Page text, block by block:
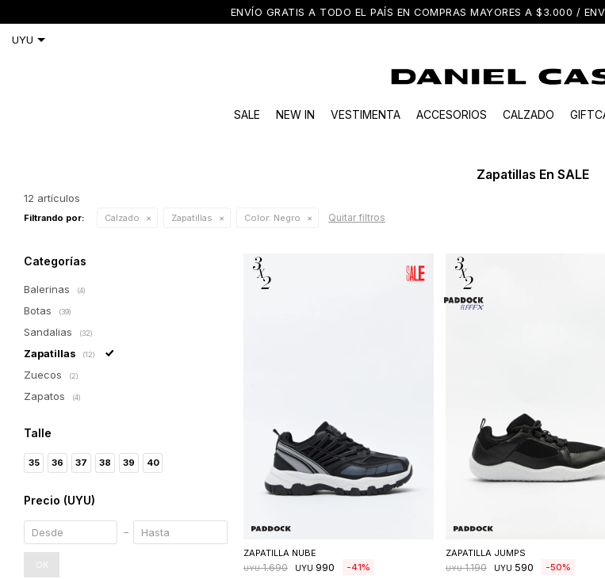
ENVÍO GRATIS A TODO EL PAÍS EN COMPRAS MAYORES A $3.000 /
SALE NEW IN VESTIMENTA ACCESORIOS CALZADO
Zapatillas En SALE
12 artículos
Filtrando por: Calzado Zapatillas Color: Negro Quitar filtros
ZAPATILLA NUBE
UYU 1.690 UYU 990 41
ZAPATILLA JUMPS
UYU 1.190 UYU 590 50
Categorías
Balerinas (4)
Botas (39)
Sandalias (32)
Zapatillas (12)
Zuecos (2)
Zapatos (4)
Talle
35 36 37 38 39 40
Precio (UYU)
OK